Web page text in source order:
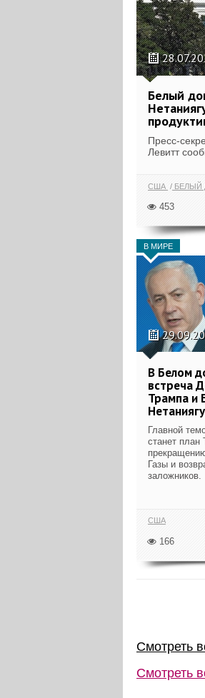
Белый
Пресс-
Левитт
США БЕЛЫЙ
453
В МИРЕ
В Белом
встреча
Трампа и
Нетаниягу
Главной
станет план
Газы и
заложников.
США
166
Смотреть
Смотреть